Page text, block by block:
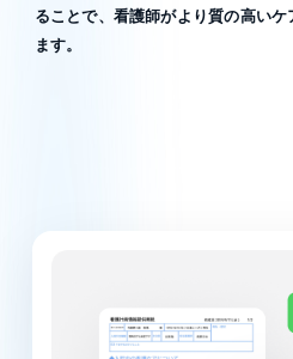
ることで、看護師がより質の高い
ます。